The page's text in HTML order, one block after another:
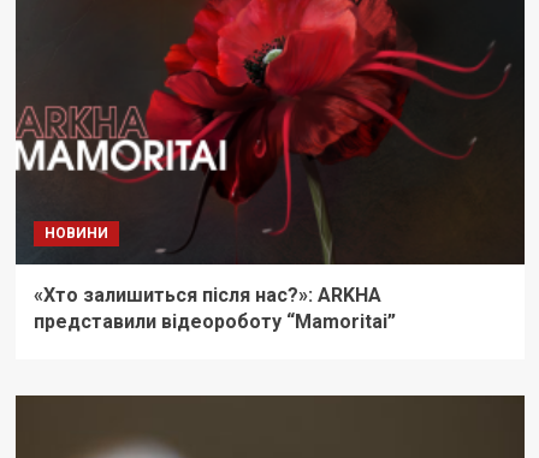
НОВИНИ
«Хто залишиться після нас?»: ARKHA
представили відеороботу “Mamoritai”